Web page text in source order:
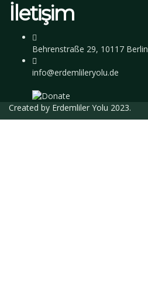
İletişim
Behrenstraße 29, 10117 Berlin
info@erdemlileryolu.de
Created by Erdemliler Yolu 2023.